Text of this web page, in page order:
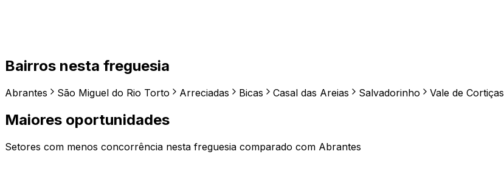
Bairros nesta freguesia
Abrantes São Miguel do Rio Torto Arreciadas Bicas Casal das Areias Salvadorinho Vale de Cortiças
Maiores oportunidades
Setores com menos concorrência nesta freguesia comparado com Abrantes